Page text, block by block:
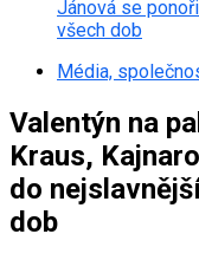
Jánová se
všech dob
Média,
Valentýn na
Kraus,
do
dob